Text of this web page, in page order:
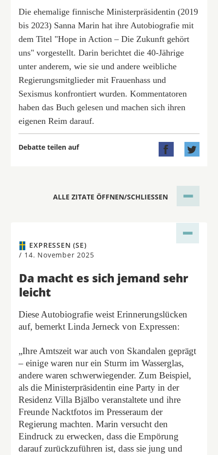
Die ehemalige finnische Ministerpräsidentin (2019
bis 2023) Sanna Marin hat ihre Autobiografie mit
dem Titel "Hope in Action – Die Zukunft gehört
uns" vorgestellt. Darin berichtet die 40-Jährige
unter anderem, wie sie und andere weibliche
Regierungsmitglieder mit Frauenhass und
Sexismus konfrontiert wurden. Kommentatoren
haben das Buch gelesen und machen sich ihren
eigenen Reim darauf.
Debatte teilen auf  
ALLE ZITATE ÖFFNEN/SCHLIESSEN
EXPRESSEN (SE)
/ 14. November 2025
Da macht es sich jemand sehr
leicht
Diese Autobiografie weist Erinnerungslücken
auf, bemerkt Linda Jerneck von Expressen:
„Ihre Amtszeit war auch von Skandalen geprägt
– einige waren nur ein Sturm im Wasserglas,
andere waren schwerwiegender. Zum Beispiel,
als die Ministerpräsidentin eine Party in der
Residenz Villa Bjälbo veranstaltete und ihre
Freunde Nacktfotos im Presseraum der
Regierung machten. Marin versucht den
Eindruck zu erwecken, dass die Empörung
darauf zurückzuführen ist, dass sie jung und